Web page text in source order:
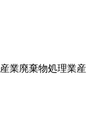
産業廃棄物処理業産